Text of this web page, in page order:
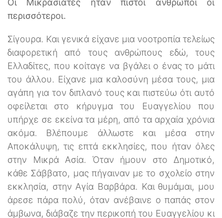
Οι Μικρασιάτες ήταν πιστοί άνθρωποι οι
περισσότεροι.
Σίγουρα. Και γενικά είχανε μια νοοτροπία τελείως
διαφορετική από τους ανθρώπους εδώ, τους
Ελλαδίτες, που κοίταγε να βγάλει ο ένας το μάτι
του άλλου. Είχανε μια καλοσύνη μέσα τους, μια
αγάπη για τον διπλανό τους και πιστεύω ότι αυτό
οφείλεται στο κήρυγμα του Ευαγγελίου που
υπήρχε σε εκείνα τα μέρη, από τα αρχαία χρόνια
ακόμα. Βλέπουμε άλλωστε και μέσα στην
Αποκάλυψη, τις επτά εκκλησίες, που ήταν όλες
στην Μικρά Ασία. Όταν ήμουν στο Δημοτικό,
κάθε Σάββατο, μας πήγαιναν με το σχολείο στην
εκκλησία, στην Αγία Βαρβάρα. Και θυμάμαι, μου
άρεσε πάρα πολύ, όταν ανέβαινε ο παπάς στον
άμβωνα, διάβαζε την περικοπή του Ευαγγελίου κι